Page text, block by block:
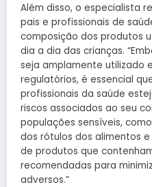
Além disso, o especialista
pais e profissionais de
composição dos produtos
dia a dia das crianças.
seja amplamente utilizado
regulatórios, é essencial
profissionais da saúde
riscos associados ao seu
populações sensíveis,
dos rótulos dos alimentos
de produtos que
recomendadas para
adversos.”